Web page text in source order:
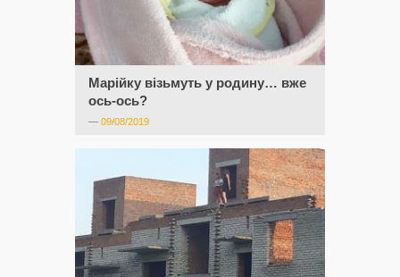
Марійку візьмуть у родину… вже
ось-ось?
— 09/08/2019